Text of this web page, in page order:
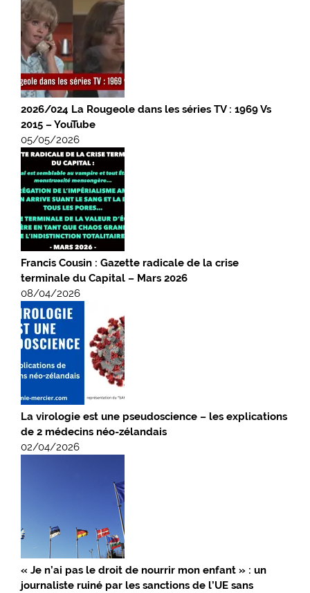
2026/024 La Rougeole dans les séries TV : 1969 Vs
2015 – YouTube
05/05/2026
Francis Cousin : Gazette radicale de la crise
terminale du Capital – Mars 2026
08/04/2026
La virologie est une pseudoscience – les explications
de 2 médecins néo-zélandais
02/04/2026
« Je n’ai pas le droit de nourrir mon enfant » : un
journaliste ruiné par les sanctions de l’UE sans